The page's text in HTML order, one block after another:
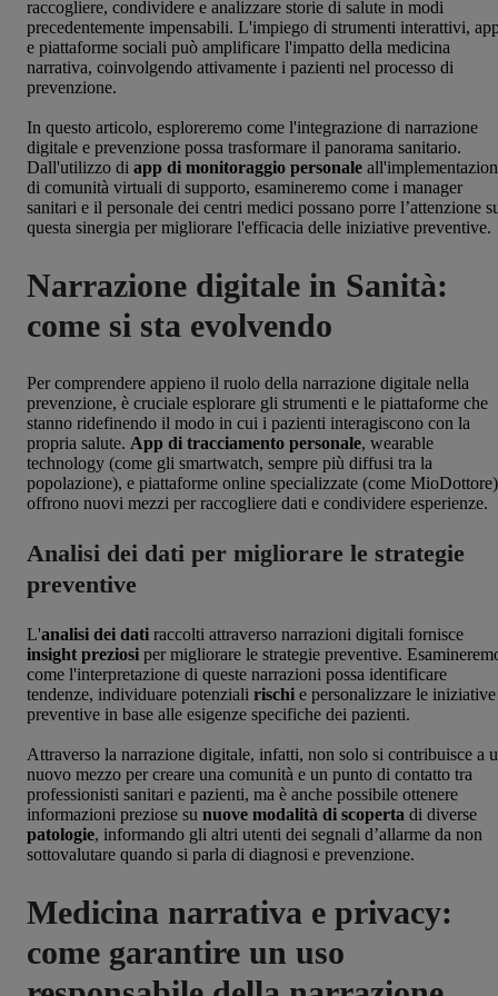
raccogliere, condividere e analizzare storie di salute in modi
precedentemente impensabili. L'impiego di strumenti interattivi,
e piattaforme sociali può amplificare l'impatto della medicina
narrativa, coinvolgendo attivamente i pazienti nel processo di
prevenzione.
In questo articolo, esploreremo come l'integrazione di narrazione
digitale e prevenzione possa trasformare il panorama sanitario.
Dall'utilizzo di app di monitoraggio personale
di comunità virtuali di supporto, esamineremo come i manager
sanitari e il personale dei centri medici possano porre l’attenzione
questa sinergia per migliorare l'efficacia delle iniziative preventive.
Narrazione digitale in Sanità:
come si sta evolvendo
Per comprendere appieno il ruolo della narrazione digitale nella
prevenzione, è cruciale esplorare gli strumenti e le piattaforme che
stanno ridefinendo il modo in cui i pazienti interagiscono con la
propria salute. App di tracciamento personale, wearable
technology (come gli smartwatch, sempre più diffusi tra la
popolazione), e piattaforme online specializzate (come MioDottore)
offrono nuovi mezzi per raccogliere dati e condividere esperienze.
Analisi dei dati per migliorare le strategie
preventive
L'analisi dei dati raccolti attraverso narrazioni digitali fornisce
insight preziosi per migliorare le strategie preventive.
come l'interpretazione di queste narrazioni possa identificare
tendenze, individuare potenziali rischi e personalizzare le iniziative
preventive in base alle esigenze specifiche dei pazienti.
Attraverso la narrazione digitale, infatti, non solo si contribuisce a
nuovo mezzo per creare una comunità e un punto di contatto tra
professionisti sanitari e pazienti, ma è anche possibile ottenere
informazioni preziose su nuove modalità di scoperta di diverse
patologie, informando gli altri utenti dei segnali d’allarme da non
sottovalutare quando si parla di diagnosi e prevenzione.
Medicina narrativa e privacy:
come garantire un uso